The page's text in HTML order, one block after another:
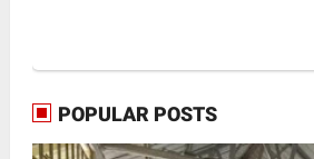
POPULAR POSTS